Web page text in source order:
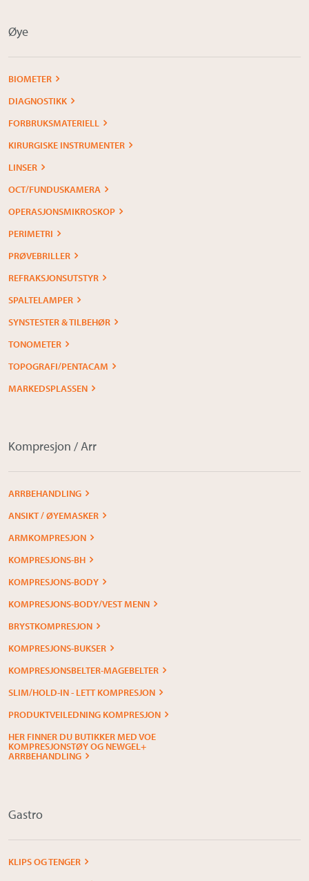
Øye
BIOMETER
DIAGNOSTIKK
FORBRUKSMATERIELL
KIRURGISKE INSTRUMENTER
LINSER
OCT/FUNDUSKAMERA
OPERASJONSMIKROSKOP
PERIMETRI
PRØVEBRILLER
REFRAKSJONSUTSTYR
SPALTELAMPER
SYNSTESTER & TILBEHØR
TONOMETER
TOPOGRAFI/PENTACAM
MARKEDSPLASSEN
Kompresjon / Arr
ARRBEHANDLING
ANSIKT / ØYEMASKER
ARMKOMPRESJON
KOMPRESJONS-BH
KOMPRESJONS-BODY
KOMPRESJONS-BODY/VEST MENN
BRYSTKOMPRESJON
KOMPRESJONS-BUKSER
KOMPRESJONSBELTER-MAGEBELTER
SLIM/HOLD-IN - LETT KOMPRESJON
PRODUKTVEILEDNING KOMPRESJON
HER FINNER DU BUTIKKER MED VOE
KOMPRESJONSTØY OG NEWGEL+
ARRBEHANDLING
Gastro
KLIPS OG TENGER